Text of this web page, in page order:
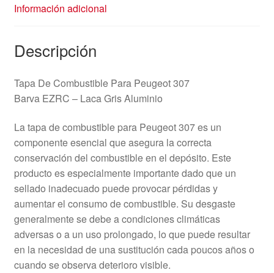
Información adicional
Descripción
Tapa De Combustible Para Peugeot 307
Barva EZRC – Laca Gris Aluminio
La tapa de combustible para Peugeot 307 es un
componente esencial que asegura la correcta
conservación del combustible en el depósito. Este
producto es especialmente importante dado que un
sellado inadecuado puede provocar pérdidas y
aumentar el consumo de combustible. Su desgaste
generalmente se debe a condiciones climáticas
adversas o a un uso prolongado, lo que puede resultar
en la necesidad de una sustitución cada poucos años o
cuando se observa deterioro visible.